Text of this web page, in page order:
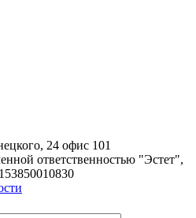
24 офис 101
ответственностью "Эстет",